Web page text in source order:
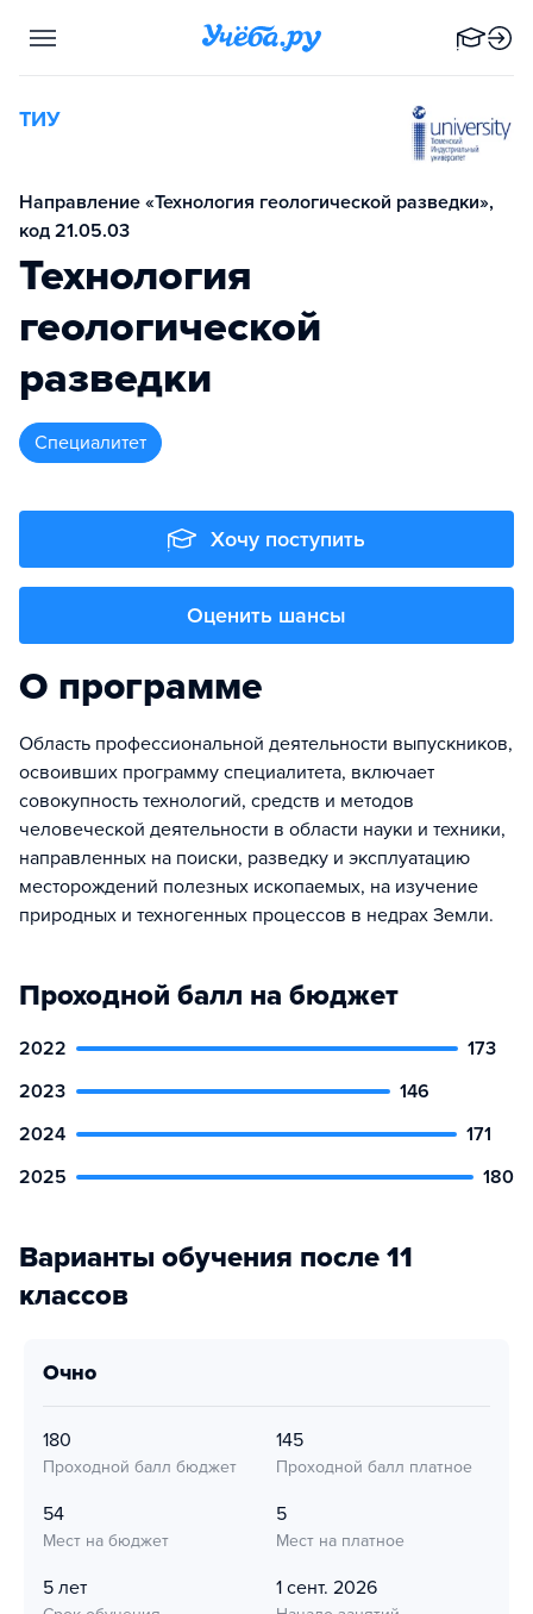
ТИУ
Направление «Технология геологической разведки»,
код 21.05.03
Технология
геологической
разведки
специалитет
Хочу поступить
Оценить шансы
О программе
Область профессиональной деятельности выпускников,
освоивших программу специалитета, включает
совокупность технологий, средств и методов
человеческой деятельности в области науки и техники,
направленных на поиски, разведку и эксплуатацию
месторождений полезных ископаемых, на изучение
природных и техногенных процессов в недрах Земли.
Проходной балл на бюджет
2022
173
2023
146
2024
171
2025
180
Варианты обучения после 11
классов
очно
180
Проходной балл бюджет
145
Проходной балл платное
54
Мест на бюджет
5
Мест на платное
5 лет 1 сент. 2026